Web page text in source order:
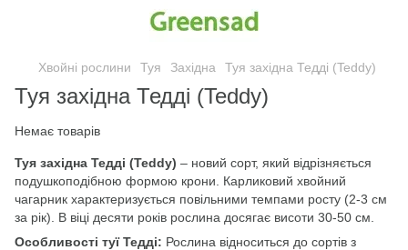
Хвойні рослини Туя Західна Туя західна Тедді (Teddy)
Туя західна Тедді (Teddy)
Немає товарів
Туя західна Тедді (Teddy) – новий сорт, який відрізняється
подушкоподібною формою крони. Карликовий хвойний
чагарник характеризується повільними темпами росту (2-3 см
за рік). В віці десяти років рослина досягає висоти 30-50 см.
Особливості туї Тедді: Рослина відноситься до сортів з